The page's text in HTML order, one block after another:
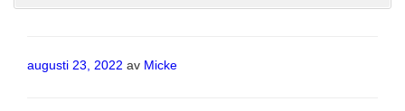
Publicerat
augusti 23, 2022 av Micke